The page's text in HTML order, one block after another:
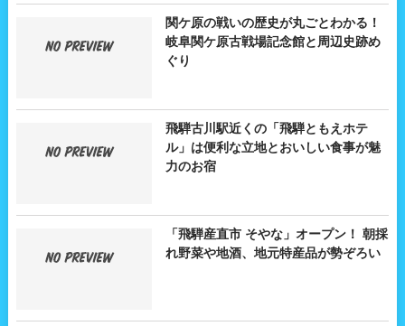
関ケ原の戦いの歴史が丸ごとわかる！
岐阜関ケ原古戦場記念館と周辺史跡め
ぐり
飛騨古川駅近くの「飛騨ともえホテ
ル」は便利な立地とおいしい食事が魅
力のお宿
「飛騨産直市 そやな」オープン！ 朝採
れ野菜や地酒、地元特産品が勢ぞろい